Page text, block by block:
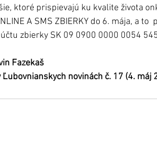
ktoré prispievajú ku kvalite života
A SMS ZBIERKY do 6. mája, a
zbierky SK 09 0900 0000 0054
Fazekaš
novinách č. 17 (4. máj